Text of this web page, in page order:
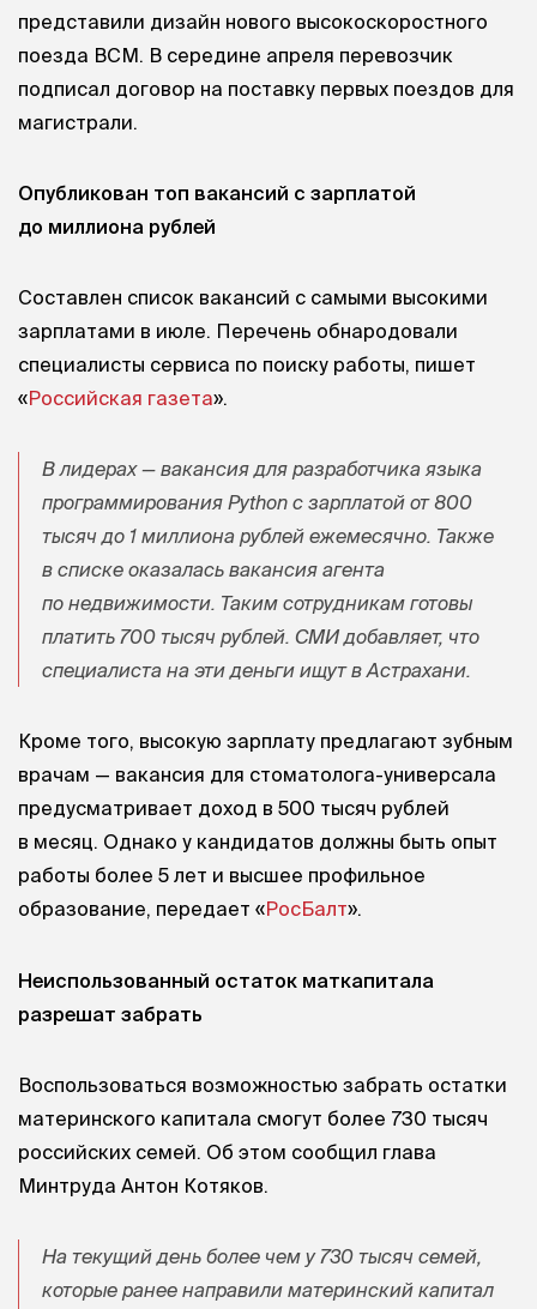
представили дизайн нового высокоскоростного
поезда ВСМ. В середине апреля перевозчик
подписал договор на поставку первых поездов для
магистрали.
Опубликован топ вакансий с зарплатой
до миллиона рублей
Составлен список вакансий с самыми высокими
зарплатами в июле. Перечень обнародовали
специалисты сервиса по поиску работы, пишет
«Российская газета».
В лидерах — вакансия для разработчика языка
программирования Python с зарплатой от 800
тысяч до 1 миллиона рублей ежемесячно. Также
в списке оказалась вакансия агента
по недвижимости. Таким сотрудникам готовы
платить 700 тысяч рублей. СМИ добавляет, что
специалиста на эти деньги ищут в Астрахани.
Кроме того, высокую зарплату предлагают зубным
врачам — вакансия для стоматолога-универсала
предусматривает доход в 500 тысяч рублей
в месяц. Однако у кандидатов должны быть опыт
работы более 5 лет и высшее профильное
образование, передает «РосБалт».
Неиспользованный остаток маткапитала
разрешат забрать
Воспользоваться возможностью забрать остатки
материнского капитала смогут более 730 тысяч
российских семей. Об этом сообщил глава
Минтруда Антон Котяков.
На текущий день более чем у 730 тысяч семей,
которые ранее направили материнский капитал